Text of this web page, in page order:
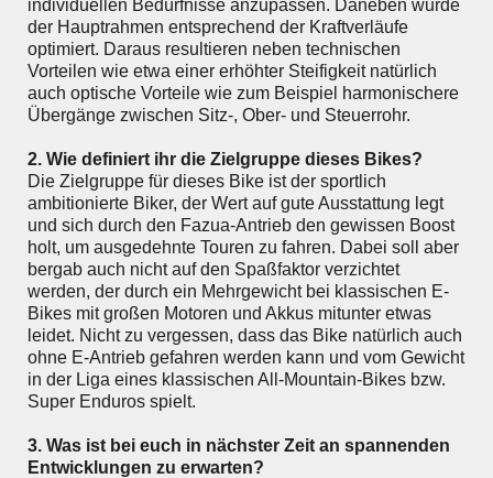
individuellen Bedürfnisse anzupassen. Daneben wurde
der Hauptrahmen entsprechend der Kraftverläufe
optimiert. Daraus resultieren neben technischen
Vorteilen wie etwa einer erhöhter Steifigkeit natürlich
auch optische Vorteile wie zum Beispiel harmonischere
Übergänge zwischen Sitz-, Ober- und Steuerrohr.
2. Wie definiert ihr die Zielgruppe dieses Bikes?
Die Zielgruppe für dieses Bike ist der sportlich
ambitionierte Biker, der Wert auf gute Ausstattung legt
und sich durch den Fazua-Antrieb den gewissen Boost
holt, um ausgedehnte Touren zu fahren. Dabei soll aber
bergab auch nicht auf den Spaßfaktor verzichtet
werden, der durch ein Mehrgewicht bei klassischen E-
Bikes mit großen Motoren und Akkus mitunter etwas
leidet. Nicht zu vergessen, dass das Bike natürlich auch
ohne E-Antrieb gefahren werden kann und vom Gewicht
in der Liga eines klassischen All-Mountain-Bikes bzw.
Super Enduros spielt.
3. Was ist bei euch in nächster Zeit an spannenden
Entwicklungen zu erwarten?